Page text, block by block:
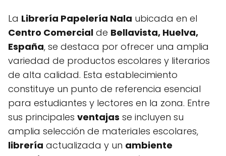
La Librería Papelería Nala ubicada en el
Centro Comercial de Bellavista, Huelva,
España, se destaca por ofrecer una amplia
variedad de productos escolares y literarios
de alta calidad. Esta establecimiento
constituye un punto de referencia esencial
para estudiantes y lectores en la zona. Entre
sus principales ventajas se incluyen su
amplia selección de materiales escolares,
librería actualizada y un ambiente